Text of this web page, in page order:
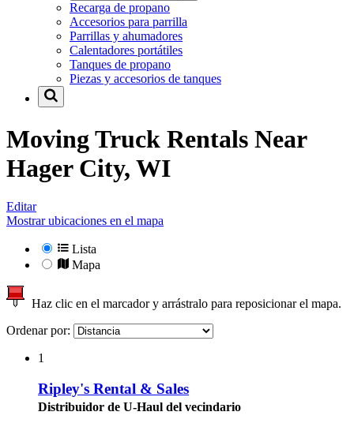
Recarga de propano
Accesorios para parrilla
Parrillas y ahumadores
Calentadores portátiles
Tanques de propano
Piezas y accesorios de tanques
Moving Truck Rentals Near
Hager City, WI
Editar
Mostrar ubicaciones en el mapa
Lista
Mapa
Haz clic en el marcador y arrástralo para reposicionar el mapa.
Ordenar por:
1
Ripley's Rental & Sales
Distribuidor de U-Haul del vecindario